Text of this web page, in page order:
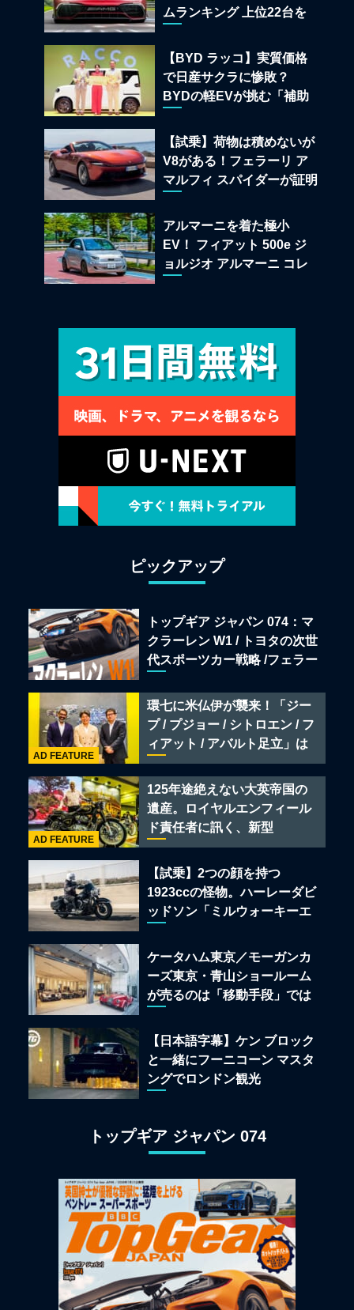
ムランキング 上位22台を
【BYD ラッコ】実質価格
で日産サクラに惨敗？
BYDの軽EVが挑む「補助
界
【試乗】荷物は積めないが
V8がある！フェラーリ ア
マルフィ スパイダーが証明
ーの至福
アルマーニを着た極小
EV！ フィアット 500e ジ
ョルジオ アルマーニ コレ
ピックアップ
トップギア ジャパン 074：マ
クラーレン W1 / トヨタの次世
代スポーツカー戦略 /フェラー
リオ /ベントレー スーパース
ポーツ
環七に米仏伊が襲来！「ジー
プ / プジョー / シトロエン / フ
ィアット / アバルト足立」は
クルマのセレクトショップで
ある
AD FEATURE
125年途絶えない大英帝国の
遺産。ロイヤルエンフィール
ド責任者に訊く、新型
「BULLET 650」と“時間の
質”を愛する理由
AD FEATURE
【試乗】2つの顔を持つ
1923ccの怪物。ハーレーダビ
ッドソン「ミルウォーキーエ
ケータハム東京／モーガンカ
ーズ東京・青山ショールーム
が売るのは「移動手段」では
【日本語字幕】ケン ブロック
と一緒にフーニコーン マスタ
ングでロンドン観光
トップギア ジャパン 074